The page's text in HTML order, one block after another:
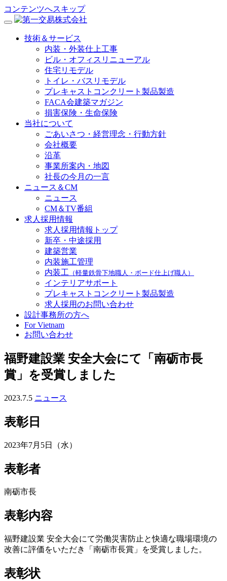
コンテンツへスキップ
技術＆サービス
内装・外装仕上工事
ビル・オフィスリニューアル
住宅リモデル
トイレ・バスリモデル
プレキャストコンクリート製品製造
FACA会建築マガジン
損害保険・生命保険
当社について
ごあいさつ・経営理念・行動方針
会社概要
沿革
事業所案内・地図
社長の今月の一言
ニュース＆CM
ニュース
CM＆TV番組
求人採用情報
求人採用情報トップ
新卒・中途採用
建築営業
内装施工管理
内装工 （軽量鉄骨下地職人・ボード仕上げ職人）
インテリアサポート
プレキャストコンクリート製品製造
求人採用のお問い合わせ
設計事務所の方へ
For Vietnam
お問い合わせ
福野建設業 安全大会にて「南砺市長
賞」を受賞しました
2023.7.5 ニュース
表彰日
2023年7月5日（水）
表彰者
南砺市長
表彰内容
福野建設業 安全大会にて労働災害防止と快適な職場環境の
改善に評価をいただき「南砺市長賞」を受賞しました。
表彰状